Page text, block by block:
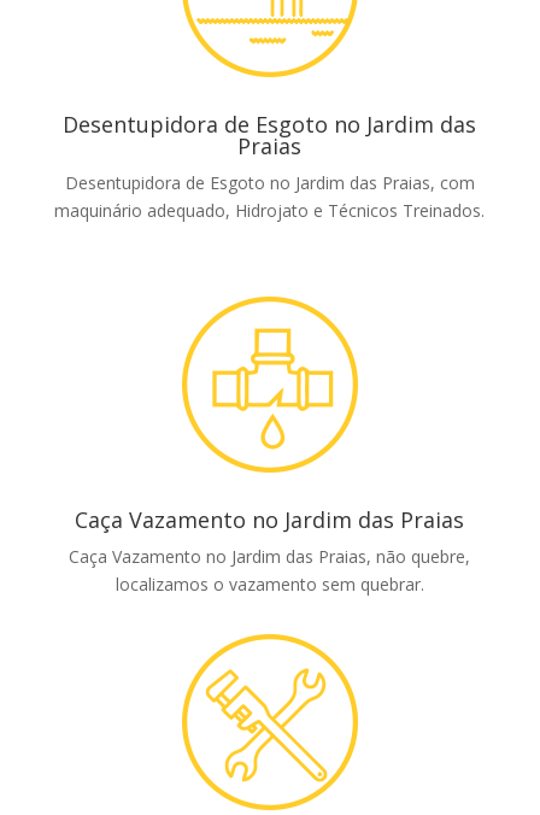
Desentupidora de Esgoto no Jardim das
Praias
Desentupidora de Esgoto no Jardim das Praias, com
maquinário adequado, Hidrojato e Técnicos Treinados.
Caça Vazamento no Jardim das Praias
Caça Vazamento no Jardim das Praias, não quebre,
localizamos o vazamento sem quebrar.